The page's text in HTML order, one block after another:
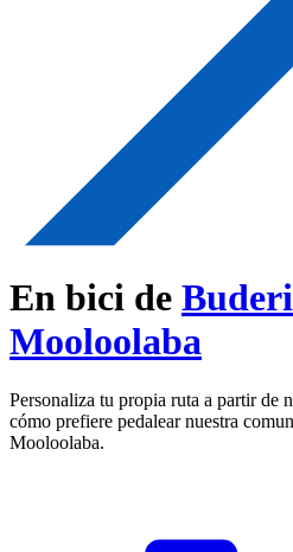
En bici de
Mooloolaba
Personaliza tu propia ruta a partir de
cómo prefiere pedalear nuestra
Mooloolaba.